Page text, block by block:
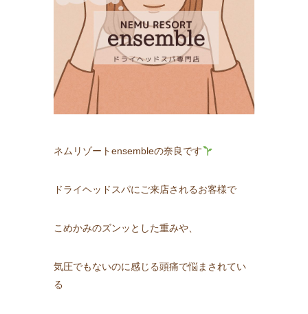
ネムリゾートensembleの奈良です
ドライヘッドスパにご来店されるお客様で
こめかみのズンッとした重みや、
気圧でもないのに感じる頭痛で悩まされてい
る